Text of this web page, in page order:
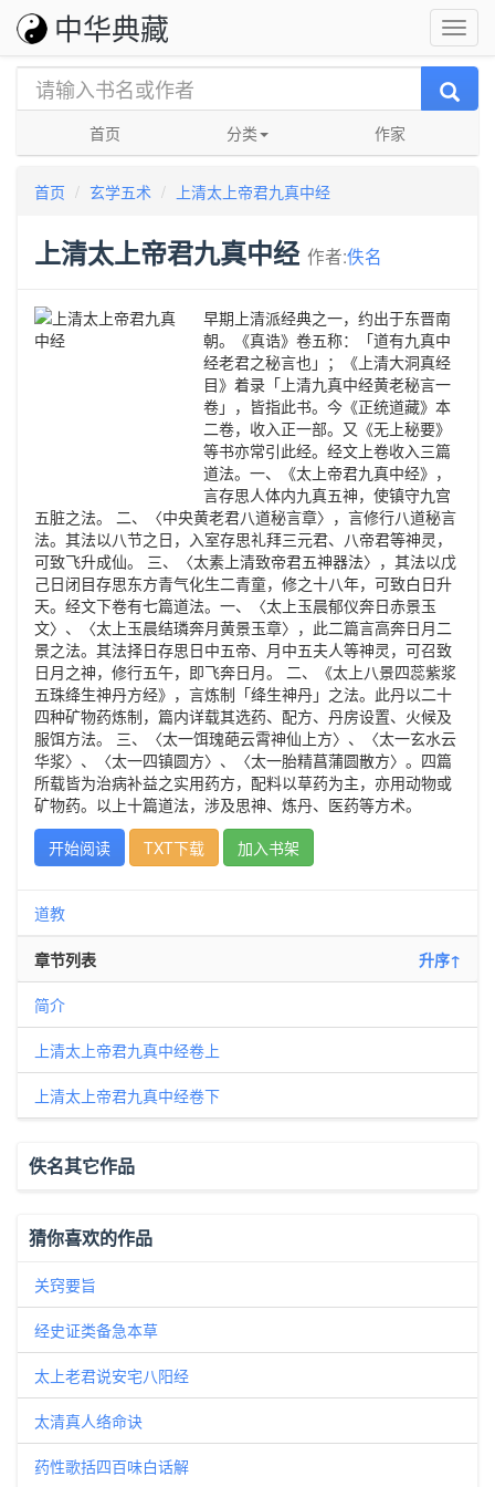
中华典藏
首页 分类 作家
首页 玄学五术 上清太上帝君九真中经
上清太上帝君九真中经 作者:佚名
早期上清派经典之一，约出于东晋南
朝。《真诰》卷五称：「道有九真中
经老君之秘言也」；《上清大洞真经
目》着录「上清九真中经黄老秘言一
卷」，皆指此书。今《正统道藏》本
二卷，收入正一部。又《无上秘要》
等书亦常引此经。经文上卷收入三篇
道法。一、《太上帝君九真中经》，
言存思人体内九真五神，使镇守九宫
五脏之法。 二、〈中央黄老君八道秘言章〉，言修行八道秘言
法。其法以八节之日，入室存思礼拜三元君、八帝君等神灵，
可致飞升成仙。 三、〈太素上清致帝君五神器法〉，其法以戊
己日闭目存思东方青气化生二青童，修之十八年，可致白日升
天。经文下卷有七篇道法。一、〈太上玉晨郁仪奔日赤景玉
文〉、〈太上玉晨结璘奔月黄景玉章〉，此二篇言高奔日月二
景之法。其法择日存思日中五帝、月中五夫人等神灵，可召致
日月之神，修行五午，即飞奔日月。 二、《太上八景四蕊紫浆
五珠绛生神丹方经》，言炼制「绛生神丹」之法。此丹以二十
四种矿物药炼制，篇内详载其选药、配方、丹房设置、火候及
服饵方法。 三、〈太一饵瑰葩云霄神仙上方〉、〈太一玄水云
华浆〉、〈太一四镇圆方〉、〈太一胎精菖蒲圆散方〉。四篇
所载皆为治病补益之实用药方，配料以草药为主，亦用动物或
矿物药。以上十篇道法，涉及思神、炼丹、医药等方术。
开始阅读
TXT下载 加入书架
道教
章节列表 升序↑
简介
上清太上帝君九真中经卷上
上清太上帝君九真中经卷下
佚名其它作品
猜你喜欢的作品
关窍要旨
经史证类备急本草
太上老君说安宅八阳经
太清真人络命诀
药性歌括四百味白话解